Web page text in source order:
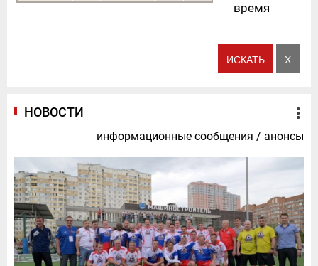
время
НОВОСТИ
информационные сообщения / анонсы